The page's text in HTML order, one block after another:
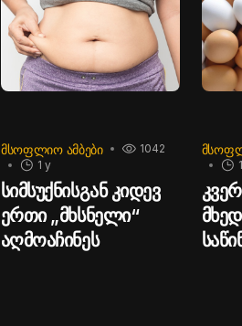
ᲛᲡᲝᲤᲚᲘᲝ ᲐᲛᲑᲔᲑᲘ
1 y
1042
სიმსუქნისგან კიდევ
ერთი „მხსნელი“
აღმოაჩინეს